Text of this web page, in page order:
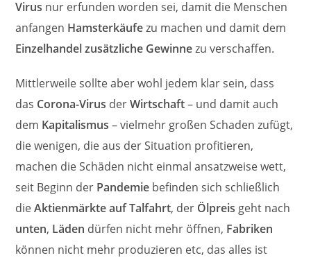
Virus nur erfunden worden sei, damit die Menschen
anfangen Hamsterkäufezu machen und damit dem
Einzelhandel zusätzliche Gewinnezu verschaffen.
Mittlerweile sollte aber wohl jedem klar sein, dass
das Corona-Virus derWirtschaft– und damit auch
dem Kapitalismus – vielmehr großen Schaden zufügt,
die wenigen, die aus der Situation profitieren,
machen die Schäden nicht einmal ansatzweise wett,
seit Beginn der Pandemie befinden sich schließlich
dieAktienmärkte auf Talfahrt, der Ölpreis geht nach
unten, Läden dürfen nicht mehr öffnen, Fabriken
können nicht mehr produzieren etc, das alles ist